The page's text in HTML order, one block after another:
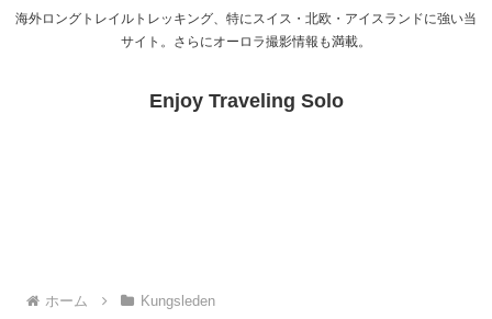
海外ロングトレイルトレッキング、特にスイス・北欧・アイスランドに強い当
サイト。さらにオーロラ撮影情報も満載。
Enjoy Traveling Solo
ホーム Kungsleden